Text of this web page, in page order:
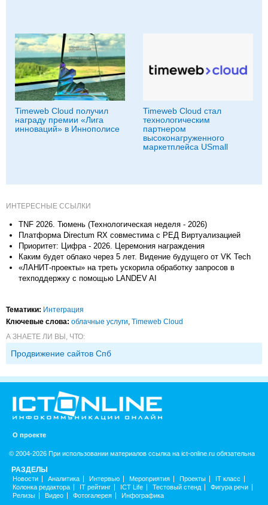
Timeweb Cloud получил
награду премии «Лига
инноваций» в Иннополисе
Timeweb Cloud стал
технологическим
партнером
высоконагруженного
маркетплейса USmall
ИНТЕРЕСНЫЕ ССЫЛКИ
TNF 2026. Тюмень (Технологическая неделя - 2026)
Платформа Directum RX совместима с РЕД Виртуализацией
Приоритет: Цифра - 2026. Церемония награждения
Каким будет облако через 5 лет. Видение будущего от VK Tech
«ЛАНИТ-проекты» на треть ускорила обработку запросов в
техподдержку с помощью LANDEV AI
Тематики: Интеграция
Ключевые слова: облачные услуги, Timeweb Cloud
А ЗНАЕТЕ ЛИ ВЫ, ЧТО:
Продвижение сайтов Спб
О проекте
© 2004-2026 При использовании материалов ссылка на ict-online.ru обязательна
РАЗДЕЛЫ
Новости Аналитика Интервью Мероприятия Проекты
IT класс
Колонка редактора
IT рейтинг ICT Life Тестовый стенд
Фигура речи
Релизы
Видео Фотогалерея Инфографика